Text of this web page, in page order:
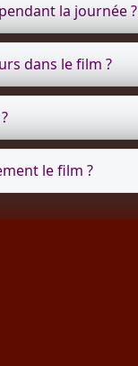
la journée ?
dans le film ?
le film ?